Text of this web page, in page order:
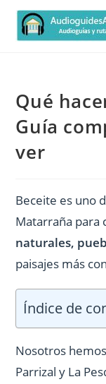
Qué
Guía
ver
Beceite es uno
Matarraña
naturales,
paisajes más
Índice de
Nosotros
Parrizal y La